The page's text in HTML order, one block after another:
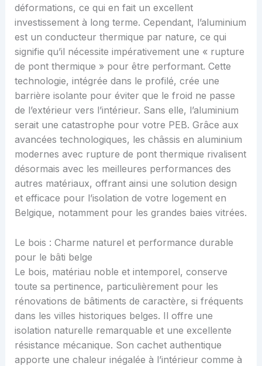
déformations, ce qui en fait un excellent
investissement à long terme. Cependant, l’aluminium
est un conducteur thermique par nature, ce qui
signifie qu’il nécessite impérativement une « rupture
de pont thermique » pour être performant. Cette
technologie, intégrée dans le profilé, crée une
barrière isolante pour éviter que le froid ne passe
de l’extérieur vers l’intérieur. Sans elle, l’aluminium
serait une catastrophe pour votre PEB. Grâce aux
avancées technologiques, les châssis en aluminium
modernes avec rupture de pont thermique rivalisent
désormais avec les meilleures performances des
autres matériaux, offrant ainsi une solution design
et efficace pour l’isolation de votre logement en
Belgique, notamment pour les grandes baies vitrées.
Le bois : Charme naturel et performance durable
pour le bâti belge
Le bois, matériau noble et intemporel, conserve
toute sa pertinence, particulièrement pour les
rénovations de bâtiments de caractère, si fréquents
dans les villes historiques belges. Il offre une
isolation naturelle remarquable et une excellente
résistance mécanique. Son cachet authentique
apporte une chaleur inégalée à l’intérieur comme à